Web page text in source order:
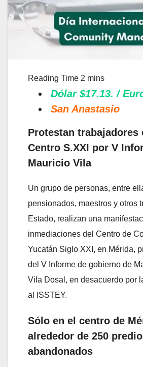
Dólar $17.13. /
San Anastasio
Protestan trabajadores
Centro S.XXI por V
Mauricio Vila
Un grupo de personas, entre
pensionados, maestros y otros
Estado, realizan una
inmediaciones del Centro de
Yucatán Siglo XXI, en Mérida,
del V Informe de gobierno de
Vila Dosal, en desacuerdo por
al ISSTEY.
Sólo en el centro de
alrededor de 250
abandonados